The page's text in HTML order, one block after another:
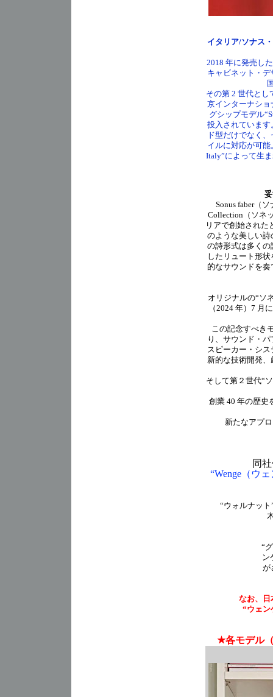
イタリア/ソナス
2018 年に発売し
キャビネット・
その第 2 世代とし
京インターナシ
グシップモデル
投入されていま
ド型だけでなく
イルに対応が可能
Italy”によって生
Sonus faber（
Collection（ソネ
リアで創始された
のような美しい
の詩形式は多く
したリュート形
的なサウンドを
オリジナルの“ソ
（2024 年）7 月
この記念すべき
り、サウンド・
スピーカー・シ
新的な技術開発
そして第２世代“
創業 40 年の歴史
新たなアプ
同
“Wenge（ウ
“ウォルナッ
“
ン
が
なお、日
“ウェン
★各モデル